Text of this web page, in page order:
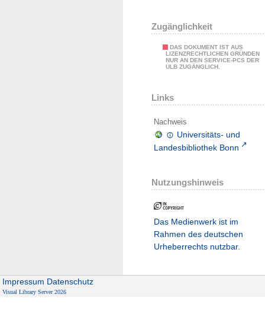
Zugänglichkeit
DAS DOKUMENT IST AUS
LIZENZRECHTLICHEN GRÜNDEN
NUR AN DEN SERVICE-PCS DER
ULB ZUGÄNGLICH.
Links
Nachweis
Universitäts- und
Landesbibliothek Bonn
Nutzungshinweis
Das Medienwerk ist im
Rahmen des deutschen
Urheberrechts nutzbar.
Impressum Datenschutz
Visual Library Server 2026